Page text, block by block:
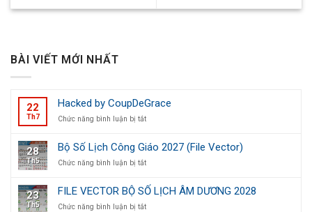
BÀI VIẾT MỚI NHẤT
22
Th7
Hacked by CoupDeGrace
Chức năng bình luận bị tắtở
CoupDeGrace
28
Th5
Bộ Số Lịch Công Giáo 2027 (File Vector)
Chức năng bình luận bị tắtở
Số
Lịch
Công
23
Th5
FILE VECTOR BỘ SỐ LỊCH ÂM DƯƠNG 2028
Chức năng bình luận bị tắtở